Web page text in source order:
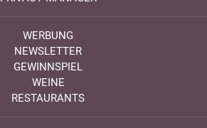
WERBUNG
NEWSLETTER
GEWINNSPIEL
WEINE
RESTAURANTS